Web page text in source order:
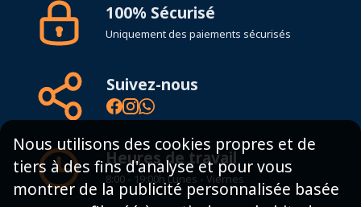
100% Sécurisé
Uniquement des paiements sécurisés
Suivez-nous
Heures de travail
8:00 - 19:00h Lunes - Viernes
Nous utilisons des cookies propres et de
tiers à des fins d'analyse et pour vous
montrer de la publicité personnalisée basée